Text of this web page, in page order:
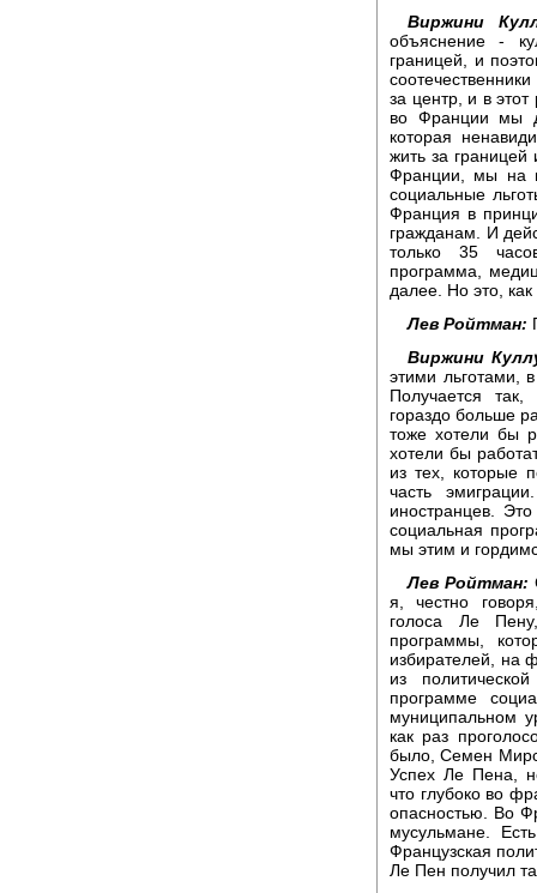
Виржини
объяснение -
границей, и
за центр, и в
во Франции мы
которая
жить за
Франции, мы на
социальные
Франция в
гражданам. И
только 35
программа,
далее. Но это,
Лев Ройтман:
Виржини
этими льготами,
Получается
гораздо больше
тоже хотели бы
хотели бы
из тех, которые
часть
иностранцев.
социальная
мы этим и
Лев Ройтман:
я, честно
голоса Ле
программы,
избирателей, на
из
программе
муниципальном
как раз
было, Семен
Успех Ле Пена,
что глубоко во
опасностью. Во
мусульмане.
Французская
Ле Пен получил